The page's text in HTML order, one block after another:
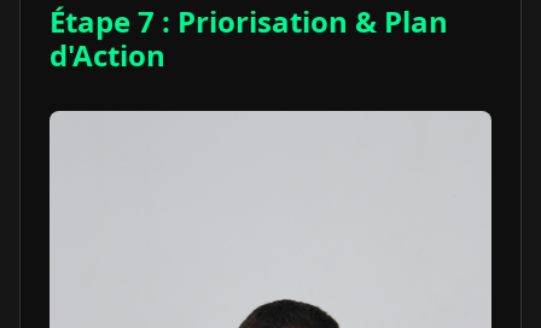
Étape 7 : Priorisation & Plan
d'Action